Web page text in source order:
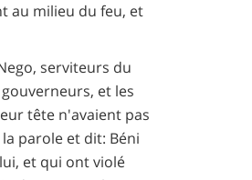
au milieu du feu, et
serviteurs du
et les
tête n'avaient pas
parole et dit: Béni
et qui ont violé